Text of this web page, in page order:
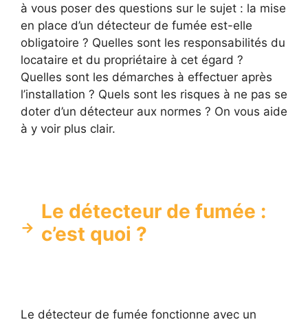
à vous poser des questions sur le sujet : la mise
en place d’un détecteur de fumée est-elle
obligatoire ? Quelles sont les responsabilités du
locataire et du propriétaire à cet égard ?
Quelles sont les démarches à effectuer après
l’installation ? Quels sont les risques à ne pas se
doter d’un détecteur aux normes ? On vous aide
à y voir plus clair.
Le détecteur de fumée :
c’est quoi ?
Le détecteur de fumée fonctionne avec un